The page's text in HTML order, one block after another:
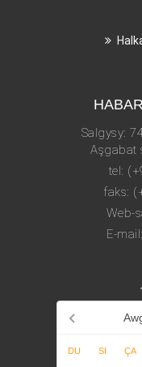
Salgysy:
Aşgabat
tel:
faks:
Web-
E-
DU SI ÇA